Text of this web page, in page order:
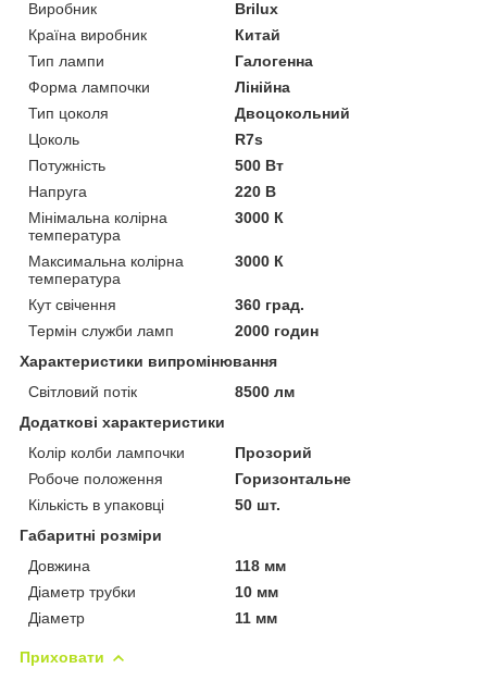
Виробник
Brilux
Країна виробник
Китай
Тип лампи
Галогенна
Форма лампочки
Лінійна
Тип цоколя
Двоцокольний
Цоколь
R7s
Потужність
500 Вт
Напруга
220 В
Мінімальна колірна
температура
3000 К
Максимальна колірна
температура
3000 К
Кут свічення
360 град.
Термін служби ламп
2000 годин
Характеристики випромінювання
Світловий потік
8500 лм
Додаткові характеристики
Колір колби лампочки
Прозорий
Робоче положення
Горизонтальне
Кількість в упаковці
50 шт.
Габаритні розміри
Довжина
118 мм
Діаметр трубки
10 мм
Діаметр
11 мм
Приховати